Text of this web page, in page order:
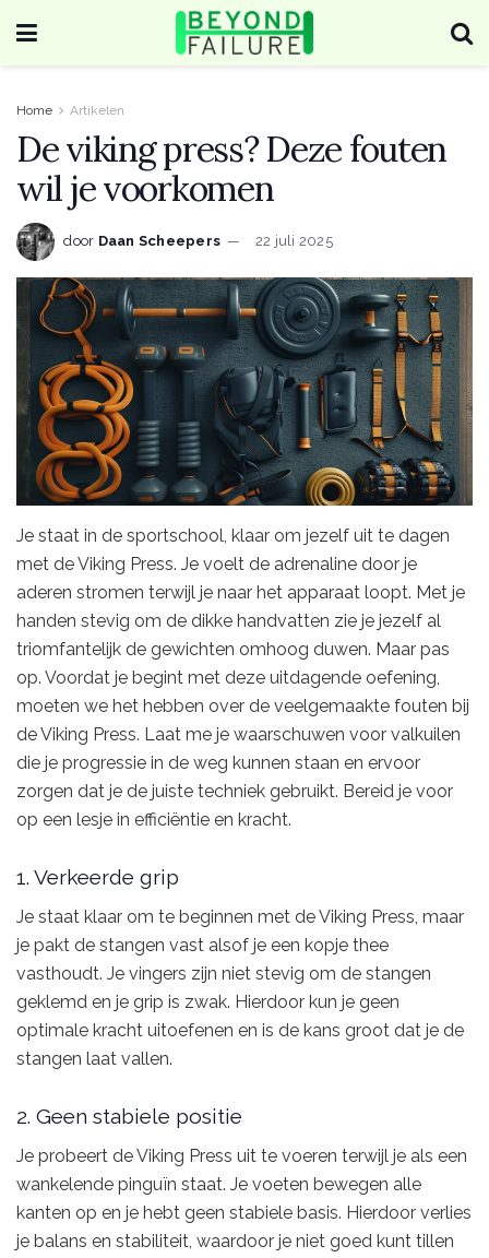
Home Artikelen
De viking press? Deze fouten
wil je voorkomen
door Daan Scheepers 22 juli 2025
Je staat in de sportschool, klaar om jezelf uit te dagen
met de Viking Press. Je voelt de adrenaline door je
aderen stromen terwijl je naar het apparaat loopt. Met je
handen stevig om de dikke handvatten zie je jezelf al
triomfantelijk de gewichten omhoog duwen. Maar pas
op. Voordat je begint met deze uitdagende oefening,
moeten we het hebben over de veelgemaakte fouten bij
de Viking Press. Laat me je waarschuwen voor valkuilen
die je progressie in de weg kunnen staan en ervoor
zorgen dat je de juiste techniek gebruikt. Bereid je voor
op een lesje in efficiëntie en kracht.
1. Verkeerde grip
Je staat klaar om te beginnen met de Viking Press, maar
je pakt de stangen vast alsof je een kopje thee
vasthoudt. Je vingers zijn niet stevig om de stangen
geklemd en je grip is zwak. Hierdoor kun je geen
optimale kracht uitoefenen en is de kans groot dat je de
stangen laat vallen.
2. Geen stabiele positie
Je probeert de Viking Press uit te voeren terwijl je als een
wankelende pinguïn staat. Je voeten bewegen alle
kanten op en je hebt geen stabiele basis. Hierdoor verlies
je balans en stabiliteit, waardoor je niet goed kunt tillen